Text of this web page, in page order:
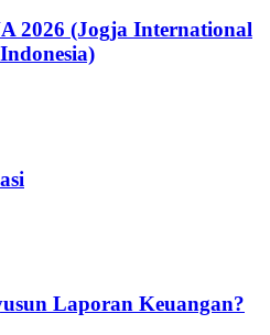
2026 (Jogja International
Laporan Keuangan?